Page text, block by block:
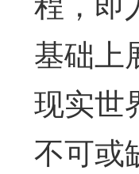
基础上
现实世
不可或